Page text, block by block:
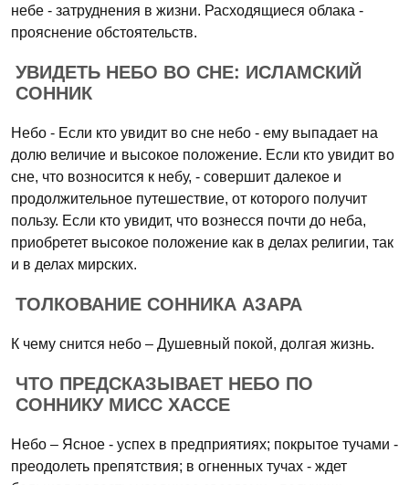
небе - затруднения в жизни. Расходящиеся облака -
прояснение обстоятельств.
УВИДЕТЬ НЕБО ВО СНЕ: ИСЛАМСКИЙ
СОННИК
Небо - Если кто увидит во сне небо - ему выпадает на
долю величие и высокое положение. Если кто увидит во
сне, что возносится к небу, - совершит далекое и
продолжительное путешествие, от которого получит
пользу. Если кто увидит, что вознесся почти до неба,
приобретет высокое положение как в делах религии, так
и в делах мирских.
ТОЛКОВАНИЕ СОННИКА АЗАРА
К чему снится небо – Душевный покой, долгая жизнь.
ЧТО ПРЕДСКАЗЫВАЕТ НЕБО ПО
СОННИКУ МИСС ХАССЕ
Небо – Ясное - успех в предприятиях; покрытое тучами -
преодолеть препятствия; в огненных тучах - ждет